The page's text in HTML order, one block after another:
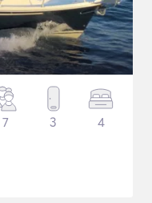
7 3 4